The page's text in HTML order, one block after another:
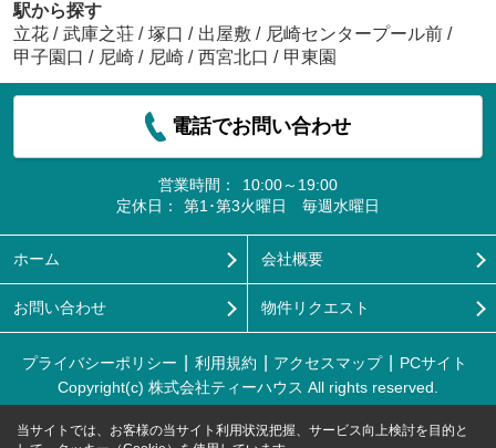
駅から探す
立花 / 武庫之荘 / 塚口 / 出屋敷 / 尼崎センタープール前 /
甲子園口 / 尼崎 / 尼崎 / 西宮北口 / 甲東園
電話でお問い合わせ
営業時間：
10:00～19:00
定休日：
第1･第3火曜日 毎週水曜日
ホーム 会社概要
お問い合わせ 物件リクエスト
プライバシーポリシー 利用規約 アクセスマップ
PCサイト
Copyright(c) 株式会社ティーハウス All rights reserved.
当サイトでは、お客様の当サイト利用状況把握、サービス向上検討を目的と